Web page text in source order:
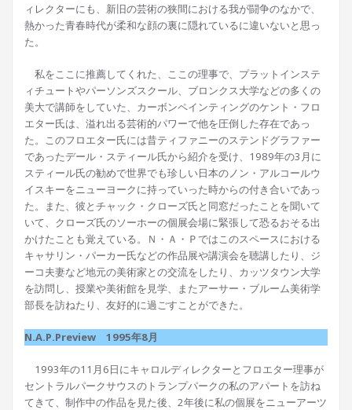
ィレクターにも、新旧の芸術の狭間における我が闘争のなかで、
熱かった青春時代が柔和な顔の裏に隠れているに違いないと思っ
た。
私をここに推薦してくれた、ここの理事で、プラットインステ
ィチュートやパーソンズスクール、ブロンクス大学などの多くの
美大で講師をしていた、カーボンペインティングのケント・フロ
エター氏は、溢れ出る芸術的パワーで他を圧倒した存在であっ
た。このフロエター氏には昔ティファニーのステンドグラファー
であったデール・スティール氏から紹介を受け、1989年の3月に
スティール氏の勧めで世界でも珍しい日本のノン・アルコールウ
イスキーをニューヨークに持っていった時からの付き合いであっ
た。また、彼とチャック・クローズ氏と同窓だったことを聞いて
いて、クローズ氏のソーホーの個展会場に緊張して恐るおそる出
かけたことも覚えている。Ｎ・Ａ・Ｐではこのスペースにおける
キャサリン・パーカー氏などの作品展や講演会を聴講したり、ジ
ーコ夫妻など地元の美術家との交流をしたり、カッツタウン大学
を訪問し、授業や美術館を見学、またアーサー・ブルーム美術学
部長を訪ねたり、友好的に過ごすことができた。
N.A.P.Preview 1995年8月
1993年の11月6日にキャロルディレクターとフロエター理事が
セントラルパークサウスのトランプパークの私のアパートを訪ね
てきて、制作中の作品を見た後、2年後に私の個展をニューアーツ